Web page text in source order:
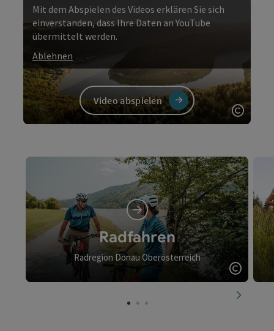
Video abspielen
Mit dem Abspielen des Videos erklären Sie sich
einverstanden, dass Ihre Daten an YouTube
übermittelt werden.
Ablehnen
Radfahren
Radregion Donau Oberösterreich